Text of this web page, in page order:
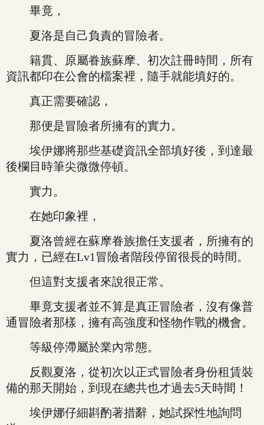
畢竟，
夏洛是自己負責的冒險者。
籍貫、原屬眷族蘇摩、初次註冊時間，所有
資訊都印在公會的檔案裡，隨手就能填好的。
真正需要確認，
那便是冒險者所擁有的實力。
埃伊娜將那些基礎資訊全部填好後，到達最
後欄目時筆尖微微停頓。
實力。
在她印象裡，
夏洛曾經在蘇摩眷族擔任支援者，所擁有的
實力，已經在Lv1冒險者階段停留很長的時間。
但這對支援者來說很正常。
畢竟支援者並不算是真正冒險者，沒有像普
通冒險者那樣，擁有高強度和怪物作戰的機會。
等級停滯屬於業內常態。
反觀夏洛，從初次以正式冒險者身份租賃裝
備的那天開始，到現在總共也才過去5天時間！
埃伊娜仔細斟酌著措辭，她試探性地詢問